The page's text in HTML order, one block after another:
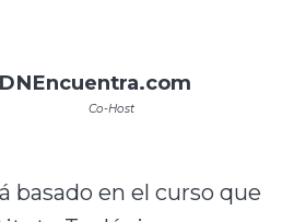
Encuentra.com
Co-Host
basado en el curso que